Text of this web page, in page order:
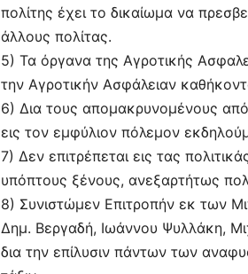
πολίτης έχει το δικαίωμα να
άλλους πολίτας.
5) Τα όργανα της Αγροτικής
την Αγροτικήν Ασφάλειαν
6) Δια τους απομακρυνομένους
εις τον εμφύλιον πόλεμον
7) Δεν επιτρέπεται εις τας
υπόπτους ξένους, ανεξαρτήτως
8) Συνιστώμεν Επιτροπήν εκ των
Δημ. Βεργαδή, Ιωάννου Ψυλλάκη,
δια την επίλυσιν πάντων των